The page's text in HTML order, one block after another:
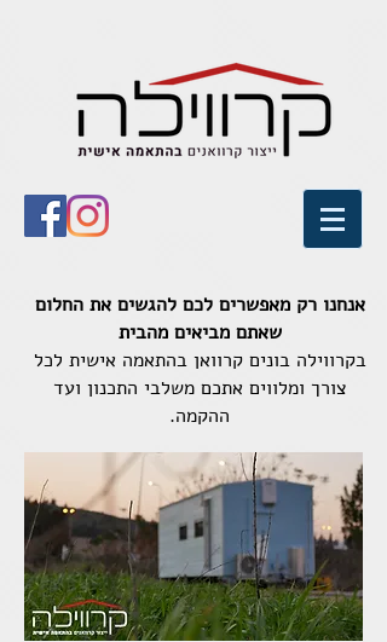
אנחנו רק מאפשרים לכם להגשים את החלום
שאתם מביאים מהבית
בקרווילה בונים קרוואן בהתאמה אישית לכל
צורך ומלווים אתכם משלבי התכנון ועד
ההקמה.